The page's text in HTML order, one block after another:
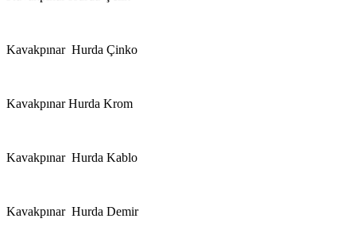
Kavakpınar Hurda Çinko
Kavakpınar Hurda Krom
Kavakpınar Hurda Kablo
Kavakpınar Hurda Demir